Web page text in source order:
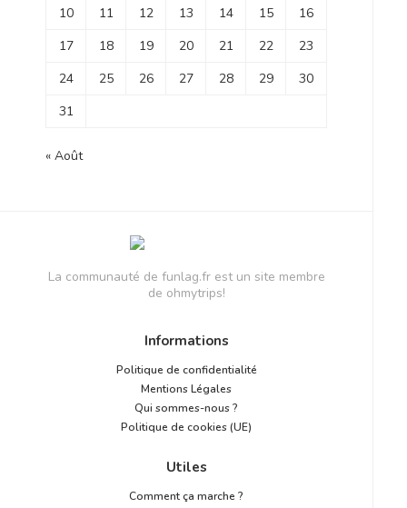
10
11 12 13 14 15
16
17
18 19 20 21 22
23
24
25 26 27 28 29
30
31
« Août
La communauté de funlag.fr est un site membre
de ohmytrips!
Informations
Politique de confidentialité
Mentions Légales
Qui sommes-nous ?
Politique de cookies (UE)
Utiles
Comment ça marche ?